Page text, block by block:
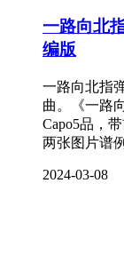
一路向北
编版
一路向北指
曲。《一路
Capo5品，
两张图片谱
2024-03-08